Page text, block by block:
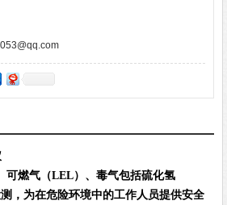
可燃气（LEL）、毒气包括硫化氢
，为在危险环境中的工作人员提供安全